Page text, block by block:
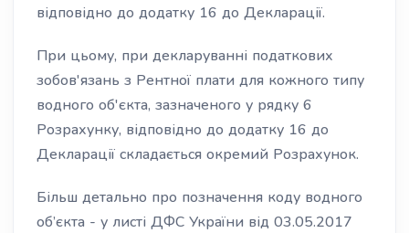
відповідно до додатку 16 до Декларації.
При цьому, при декларуванні податкових
зобов'язань з Рентної плати для кожного типу
водного об'єкта, зазначеного у рядку 6
Розрахунку, відповідно до додатку 16 до
Декларації складається окремий Розрахунок.
Більш детально про позначення коду водного
об’єкта - у листі ДФС України від 03.05.2017